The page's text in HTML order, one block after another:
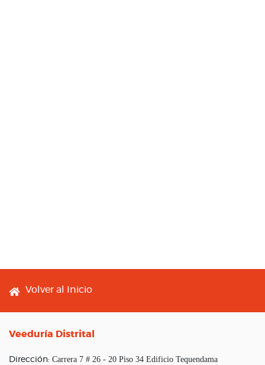
Footer menu
Volver al Inicio
Veeduría Distrital
Dirección: Carrera 7 # 26 - 20 Piso 34 Edificio Tequendama